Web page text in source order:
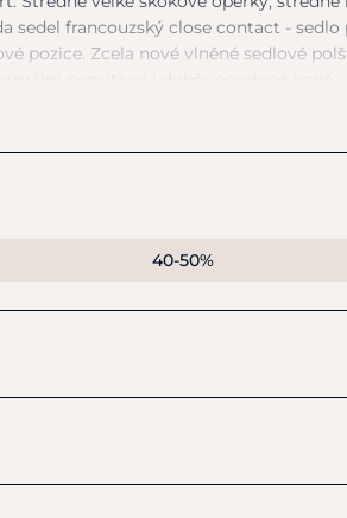
sedel francouzský close contact - sedlo
pozice. Zcela nové vlněné sedlové
sport/profi.
40-50%